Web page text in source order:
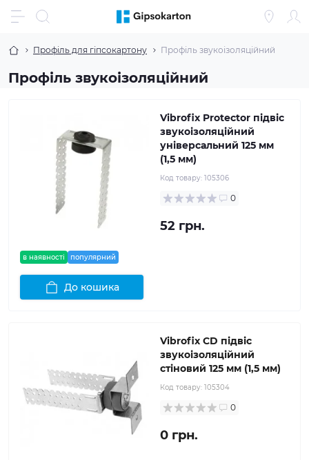
Профіль для гіпсокартону Профіль звукоізоляційний
Профіль звукоізоляційний
в наявності популярний
Vibrofix Protector підвіс
звукоізоляційний
універсальний 125 мм
(1,5 мм)
Код товару: 105306
0
52 грн.
До кошика
Vibrofix CD підвіс
звукоізоляційний
стіновий 125 мм (1,5 мм)
Код товару: 105304
0
0 грн.